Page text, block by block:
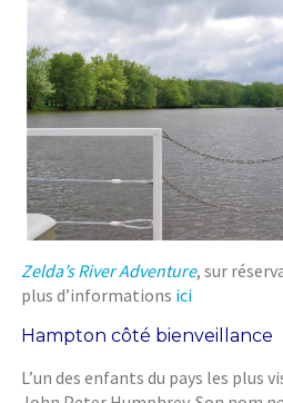
Zelda’s River Adventure, sur
plus d’informations ici
Hampton côté bienveillance
L’un des enfants du pays les plus